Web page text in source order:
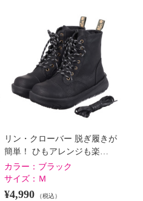
リン・クローバー 脱ぎ履きが
簡単！ ひもアレンジも楽…
カラー： ブラック
サイズ： Ｍ
¥4,990 （税込）